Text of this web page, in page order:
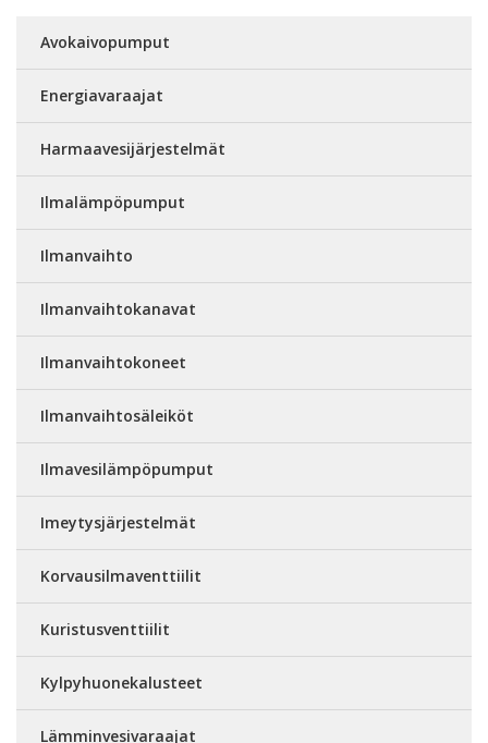
Avokaivopumput
Energiavaraajat
Harmaavesijärjestelmät
Ilmalämpöpumput
Ilmanvaihto
Ilmanvaihtokanavat
Ilmanvaihtokoneet
Ilmanvaihtosäleiköt
Ilmavesilämpöpumput
Imeytysjärjestelmät
Korvausilmaventtiilit
Kuristusventtiilit
Kylpyhuonekalusteet
Lämminvesivaraajat